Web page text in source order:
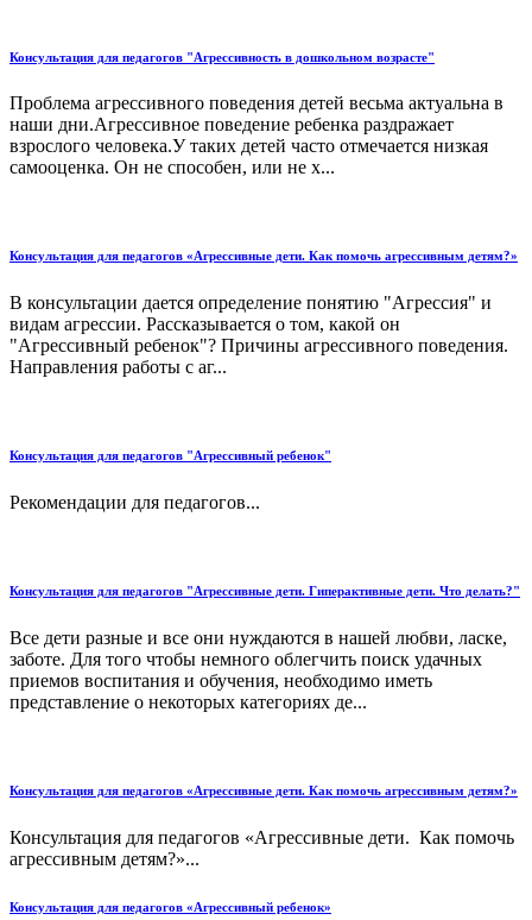
Консультация для педагогов "Агрессивность в дошкольном возрасте"
Проблема агрессивного поведения детей весьма актуальна в
наши дни.Агрессивное поведение ребенка раздражает
взрослого человека.У таких детей часто отмечается низкая
самооценка. Он не способен, или не х...
Консультация для педагогов «Агрессивные дети. Как помочь агрессивным детям?»
В консультации дается определение понятию "Агрессия" и
видам агрессии. Рассказывается о том, какой он
"Агрессивный ребенок"? Причины агрессивного поведения.
Направления работы с аг...
Консультация для педагогов "Агрессивный ребенок"
Рекомендации для педагогов...
Консультация для педагогов "Агрессивные дети. Гиперактивные дети. Что делать?"
Все дети разные и все они нуждаются в нашей любви, ласке,
заботе. Для того чтобы немного облегчить поиск удачных
приемов воспитания и обучения, необходимо иметь
представление о некоторых категориях де...
Консультация для педагогов «Агрессивные дети. Как помочь агрессивным детям?»
Консультация для педагогов «Агрессивные дети. Как помочь
агрессивным детям?»...
Консультация для педагогов «Агрессивный ребенок»